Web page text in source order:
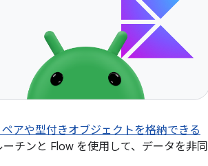
アや型付きオブジェクトを格納できる
チンと Flow を使用して、データを非同